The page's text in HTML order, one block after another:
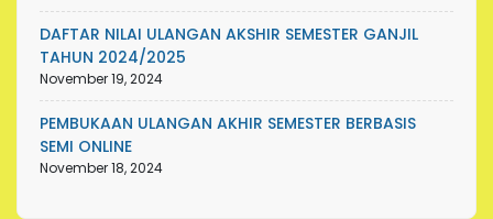
DAFTAR NILAI ULANGAN AKSHIR SEMESTER GANJIL
TAHUN 2024/2025
November 19, 2024
PEMBUKAAN ULANGAN AKHIR SEMESTER BERBASIS
SEMI ONLINE
November 18, 2024